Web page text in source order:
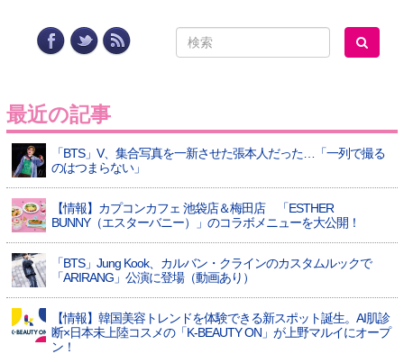
最近の記事
「BTS」V、集合写真を一新させた張本人だった…「一列で撮る
のはつまらない」
【情報】カプコンカフェ 池袋店＆梅田店 「ESTHER
BUNNY（エスターバニー）」のコラボメニューを大公開！
「BTS」Jung Kook、カルバン・クラインのカスタムルックで
「ARIRANG」公演に登場（動画あり）
【情報】韓国美容トレンドを体験できる新スポット誕生。AI肌診
断×日本未上陸コスメの「K-BEAUTY ON」が上野マルイにオープ
ン！